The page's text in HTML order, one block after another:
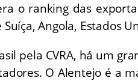
o ranking das
Angola, Estados
pela CVRA, há um
O Alentejo é a